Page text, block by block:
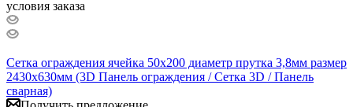
условия заказа
Сетка ограждения ячейка 50х200 диаметр прутка 3,8мм размер
2430x630мм (3D Панель ограждения / Сетка 3D / Панель
сварная)